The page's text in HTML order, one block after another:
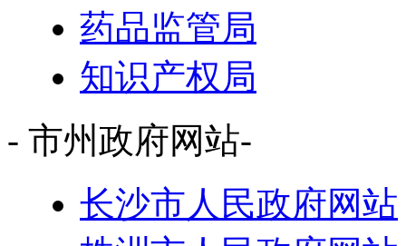
药品监管局
知识产权局
- 市州政府网站-
长沙市人民政府网站